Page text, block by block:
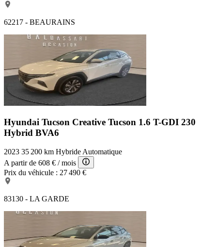
62217 - BEAURAINS
Hyundai Tucson Creative Tucson 1.6 T-GDI 230
Hybrid BVA6
2023 35 200 km Hybride Automatique
A partir de 608 € / mois
Prix du véhicule : 27 490 €
83130 - LA GARDE